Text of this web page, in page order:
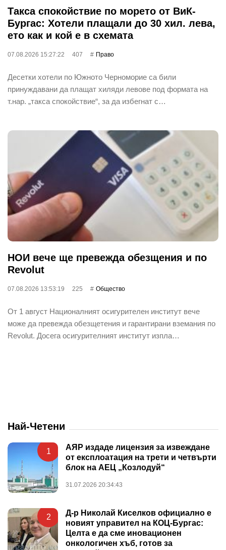
Такса спокойствие по морето от ВиК-
Бургас: Хотели плащали до 30 хил. лева,
ето как и кой е в схемата
07.08.2026 15:27:22 407 Право
Десетки хотели по Южното Черноморие са били
принуждавани да плащат хиляди левове под формата на
т.нар. „такса спокойствие“, за да избегнат с…
НОИ вече ще превежда обезщения и по
Revolut
07.08.2026 13:53:19 225 Общество
От 1 август Националният осигурителен институт вече
може да превежда обезщетения и гарантирани вземания по
Revolut. Досега осигурителният институт изпла…
Най-Четени
1
АЯР издаде лицензия за извеждане
от експлоатация на трети и четвърти
блок на АЕЦ „Козлодуй“
31.07.2026 20:34:43
2
Д-р Николай Киселков официално е
новият управител на КОЦ-Бургас:
Целта е да сме иновационен
онкологичен хъб, готов за